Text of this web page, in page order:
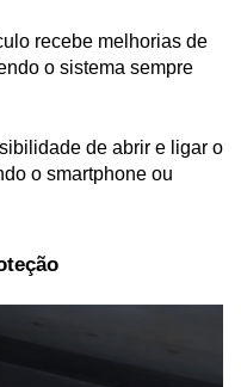
recebe melhorias de
o sistema sempre
de abrir e ligar o
o smartphone ou